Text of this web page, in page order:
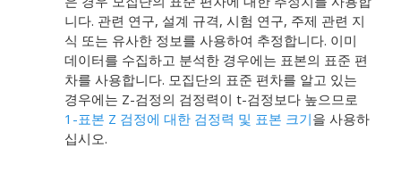
니다. 관련 연구, 설계 규격, 시험 연구, 주제 관련 지
식 또는 유사한 정보를 사용하여 추정합니다. 이미
데이터를 수집하고 분석한 경우에는 표본의 표준 편
차를 사용합니다. 모집단의 표준 편차를 알고 있는
경우에는 Z-검정의 검정력이 t-검정보다 높으므로
1-표본 Z 검정에 대한 검정력 및 표본 크기을 사용하
십시오.